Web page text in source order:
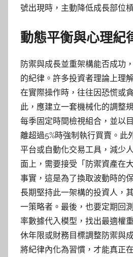
號出現時，主動降低成長部位
動態平衡與心理紀
防禦與成長並重架構能否成功
的紀律。許多投資者理論上理
在實際操作時，往往因恐慌或
此，應建立一套機械化的調整
每季固定時間檢視組合，並以
離超過5%時強制執行買賣。此
平台或自動化交易工具，減少
面上，需要接受「防禦資產在
事實，這是為了換取波動時的
長期堅持此一架構的投資人，
一策略者。最後，也要定期回
率數據代入模型，找出最適權
休年限或財務目標調整防禦與
將紀律內化為習慣，才能真正